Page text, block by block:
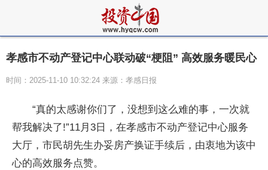
孝感市不动产登记中心联动破“梗阻” 高效服务暖民心
时间：2025-11-10 10:32:24 来源：孝感日报
“真的太感谢你们了，没想到这么难的事，一次就
帮我解决了!”11月3日，在孝感市不动产登记中心服务
大厅，市民胡先生办妥房产换证手续后，由衷地为该中
心的高效服务点赞。